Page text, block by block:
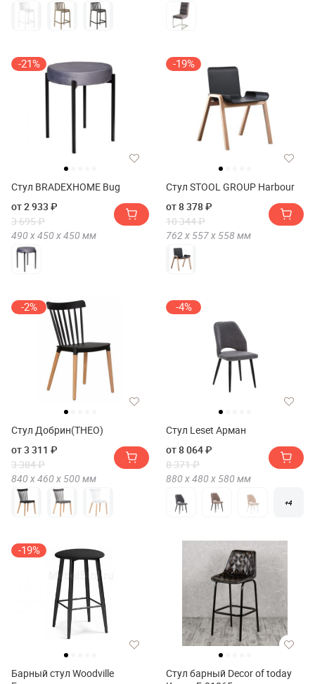
-21%
Стул BRADEXHOME Bug
от 2 933 ₽
3 695 ₽
490 х450 х450 мм
-19%
Стул STOOL GROUP Harbour
от 8 378 ₽
10 344 ₽
762 х 557 х 558мм
-2%
Стул Добрин(THEO)
от 3 311 ₽
3 384 ₽
840 х460 х 500 мм
-4%
Стул Leset Арман
от 8 064 ₽
8 371 ₽
880 х480 х 580 мм
+4
-19%
Барный стул Woodville
Стул барный Decor of today